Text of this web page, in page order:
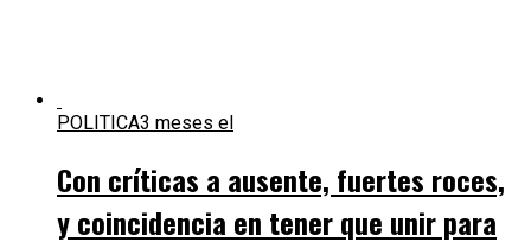
POLITICA3 meses el
Con críticas a ausente, fuertes roces,
y coincidencia en tener que unir para